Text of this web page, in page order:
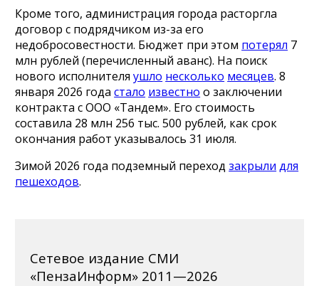
Кроме того, администрация города расторгла
договор с подрядчиком из-за его
недобросовестности. Бюджет при этом потерял 7
млн рублей (перечисленный аванс). На поиск
нового исполнителяушло несколько месяцев. 8
января 2026 годастало известно о заключении
контракта с ООО «Тандем». Его стоимость
составила 28 млн 256 тыс. 500 рублей, как срок
окончания работ указывалось 31 июля.
Зимой 2026 года подземный переходзакрыли для
пешеходов.
Сетевое издание СМИ
«ПензаИнформ» 2011—2026